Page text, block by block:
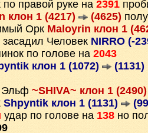
по правой руке на 2391
клон 1 (4217) (4625)
Орк Maloyrin клон 1
Человек NIRRO (-
по голове на 2043
клон 1 (1072) (1131)
~SHIVA~ клон 1
Shpyntik клон 1 (1131)
удар по голове на 138 но